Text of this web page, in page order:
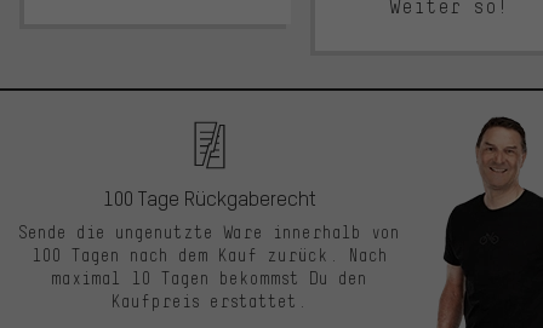
Weiter so!
100 Tage Rückgaberecht
Sende die ungenutzte Ware innerhalb von
100 Tagen nach dem Kauf zurück. Nach
maximal 10 Tagen bekommst Du den
Kaufpreis erstattet.